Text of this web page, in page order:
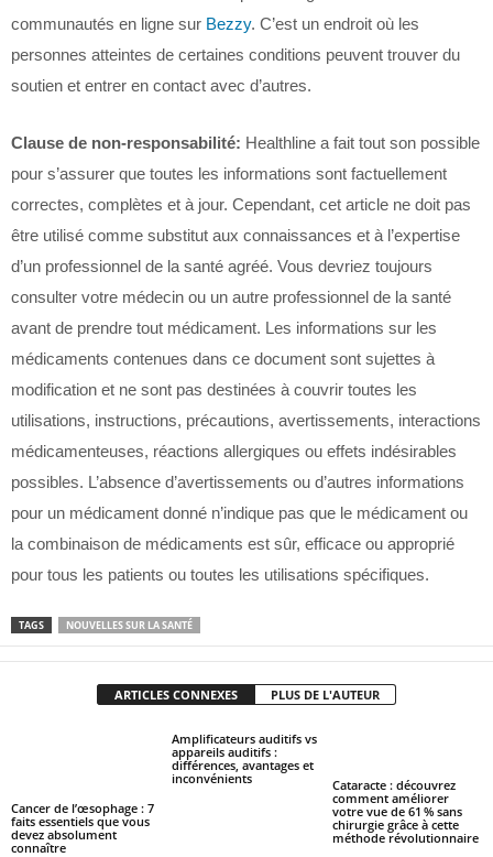
communautés en ligne sur Bezzy. C’est un endroit où les
personnes atteintes de certaines conditions peuvent trouver du
soutien et entrer en contact avec d’autres.
Clause de non-responsabilité: Healthline a fait tout son possible
pour s’assurer que toutes les informations sont factuellement
correctes, complètes et à jour. Cependant, cet article ne doit pas
être utilisé comme substitut aux connaissances et à l’expertise
d’un professionnel de la santé agréé. Vous devriez toujours
consulter votre médecin ou un autre professionnel de la santé
avant de prendre tout médicament. Les informations sur les
médicaments contenues dans ce document sont sujettes à
modification et ne sont pas destinées à couvrir toutes les
utilisations, instructions, précautions, avertissements, interactions
médicamenteuses, réactions allergiques ou effets indésirables
possibles. L’absence d’avertissements ou d’autres informations
pour un médicament donné n’indique pas que le médicament ou
la combinaison de médicaments est sûr, efficace ou approprié
pour tous les patients ou toutes les utilisations spécifiques.
TAGS NOUVELLES SUR LA SANTÉ
ARTICLES CONNEXES PLUS DE L'AUTEUR
Cancer de l’œsophage : 7
faits essentiels que vous
devez absolument
connaître
Amplificateurs auditifs vs
appareils auditifs :
différences, avantages et
inconvénients
Cataracte : découvrez
comment améliorer
votre vue de 61 % sans
chirurgie grâce à cette
méthode révolutionnaire